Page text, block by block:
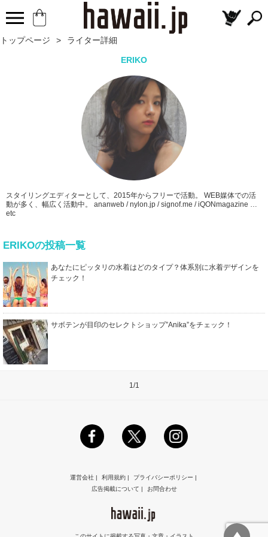
トップページ > ライター詳細
ERIKO
スタイリングエディターとして、2015年からフリーで活動。 WEB媒体での活
動が多く、幅広く活動中。 ananweb / nylon.jp / signof.me / iQONmagazine …
etc
ERIKOの投稿一覧
あなたにピッタリの水着はどのタイプ？体系別に水着デザインを
チェック！
サボテンが目印のセレクトショップ”Anika”をチェック！
1/1
運営会社| 利用規約| プライバシーポリシー |
広告掲載について | お問合わせ